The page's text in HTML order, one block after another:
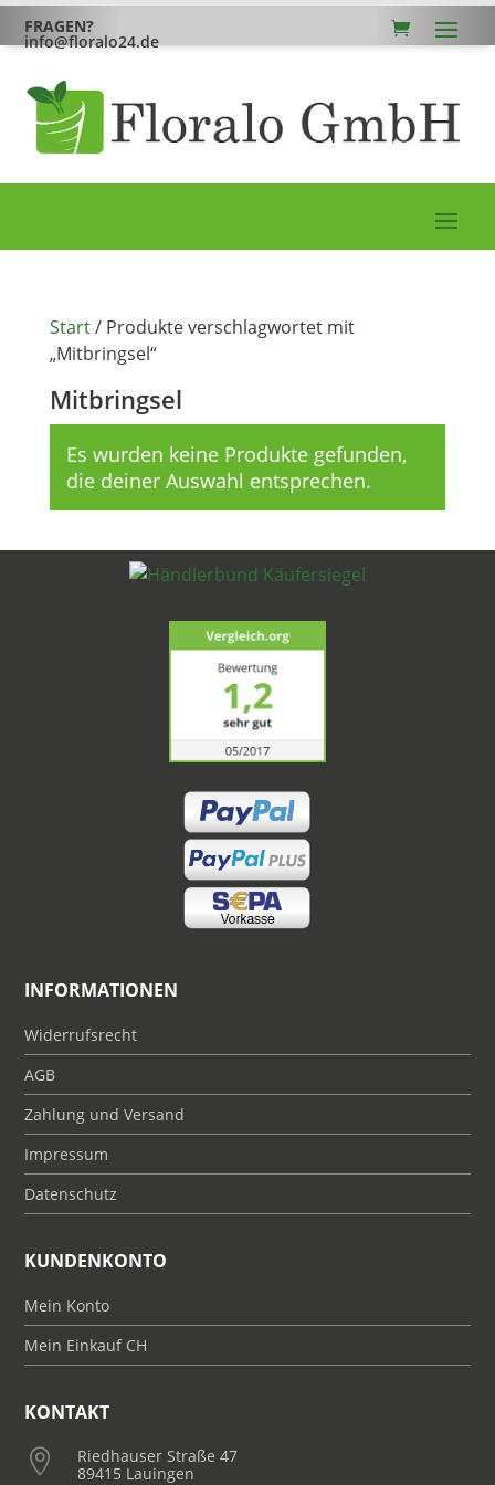
FRAGEN?
info@floralo24.de
Start/ Produkte verschlagwortet mit
„Mitbringsel“
Mitbringsel
Es wurden keine Produkte gefunden,
die deiner Auswahl entsprechen.
INFORMATIONEN
Widerrufsrecht
AGB
Zahlung und Versand
Impressum
Datenschutz
KUNDENKONTO
Mein Konto
Mein Einkauf CH
KONTAKT

Riedhauser Straße 47
89415 Lauingen